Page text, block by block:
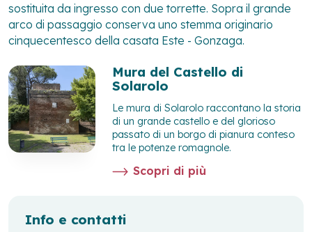
sostituita da ingresso con due torrette. Sopra il grande
arco di passaggio conserva uno stemma originario
cinquecentesco della casata Este - Gonzaga.
Mura del Castello di
Solarolo
Le mura di Solarolo raccontano la storia
di un grande castello e del glorioso
passato di un borgo di pianura conteso
tra le potenze romagnole.
Scopri di più
Info e contatti